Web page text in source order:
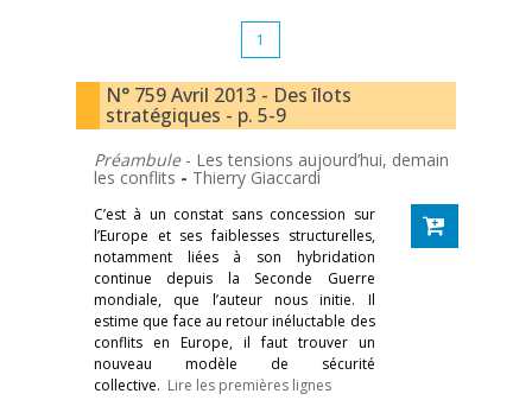
1
N° 759 Avril 2013 - Des îlots
stratégiques - p. 5-9
Préambule - ­Les tensions aujourd’hui, demain
les conflits - Thierry Giaccardi
C’est à un constat sans concession sur
l’Europe et ses faiblesses structurelles,
notamment liées à son hybridation
continue depuis la Seconde Guerre
mondiale, que l’auteur nous initie. Il
estime que face au retour inéluctable des
conflits en Europe, il faut trouver un
nouveau modèle de sécurité
collective. Lire les premières lignes